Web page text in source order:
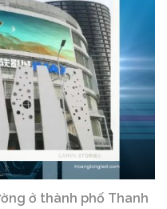
ở thành phố Thanh